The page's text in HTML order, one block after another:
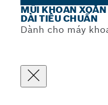
MŨI KHOAN
DÀI TIÊU CHUẨN
Dành cho máy